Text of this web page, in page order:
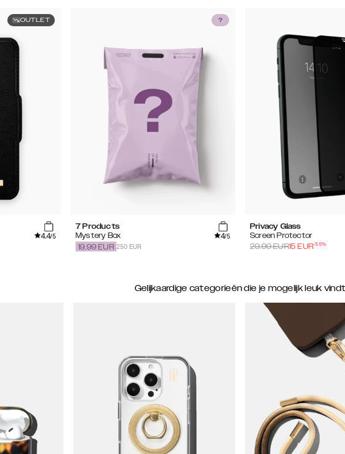
OUTLET
4.4/5
7 Products
Mystery Box
4/5
250 EUR
19.99 EUR
Privacy Glass
Screen Protector
29.99EUR15 EUR-50%
Gelijkaardige categorieën die je mogelijk leuk vindt